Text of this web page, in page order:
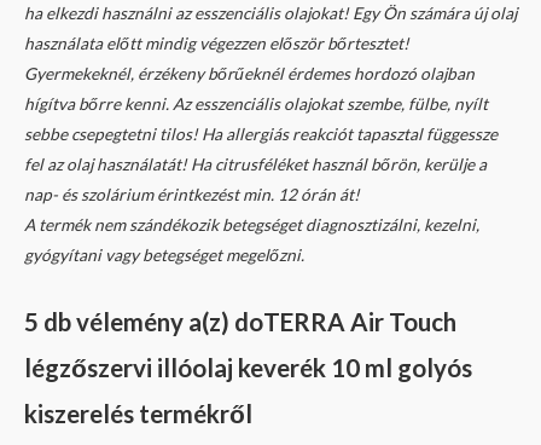
ha elkezdi használni az esszenciális olajokat! Egy Ön számára új olaj
használata előtt mindig végezzen először bőrtesztet!
Gyermekeknél, érzékeny bőrűeknél érdemes hordozó olajban
hígítva bőrre kenni. Az esszenciális olajokat szembe, fülbe, nyílt
sebbe csepegtetni tilos! Ha allergiás reakciót tapasztal függessze
fel az olaj használatát! Ha citrusféléket használ bőrön, kerülje a
nap- és szolárium érintkezést min. 12 órán át!
A termék nem szándékozik betegséget diagnosztizálni, kezelni,
gyógyítani vagy betegséget megelőzni.
5 db vélemény a(z) doTERRA Air Touch
légzőszervi illóolaj keverék 10 ml golyós
kiszerelés termékről